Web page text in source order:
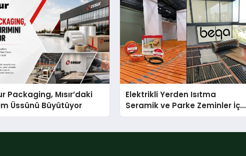
Packaging, Mısır’daki
Üssünü Büyütüyor
Elektrikli Yerden Isıtma
Seramik ve Parke Zeminler İçin
En Verimli Çözümler